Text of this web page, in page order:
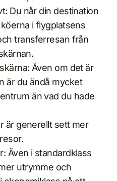
Du når din destination
i flygplatsens
transferresan från
Även om det är
är du ändå mycket
än vad du hade
är generellt sett mer
Även i standardklass
utrymme och